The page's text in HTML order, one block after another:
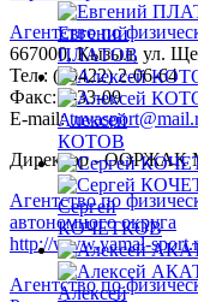
Агентство по
667000, Кызыл, ул.
Тел.: (39422) 2-06-64
Факс: 2-33-09
E-mail:
Директор - ООРЖАК
Агентство по
автономного округа
http://www.yamal-
Агентство по
Евгений
ПЛАТОВ
Алексей
КОТОВ
Сергей
КОЧЕТКОВ
Алексей